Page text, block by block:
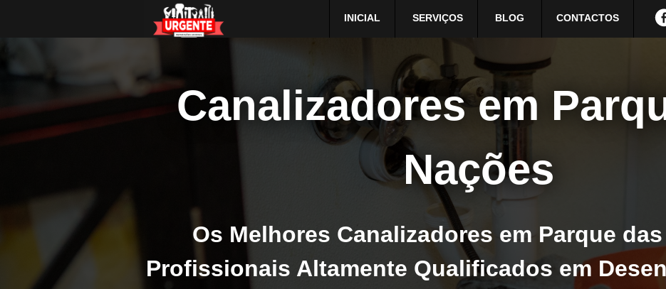
INICIAL SERVIÇOS BLOG CONTACTOS
Canalizadores em
Nações
Os Melhores Canalizadores em Parque
Profissionais Altamente Qualificados em